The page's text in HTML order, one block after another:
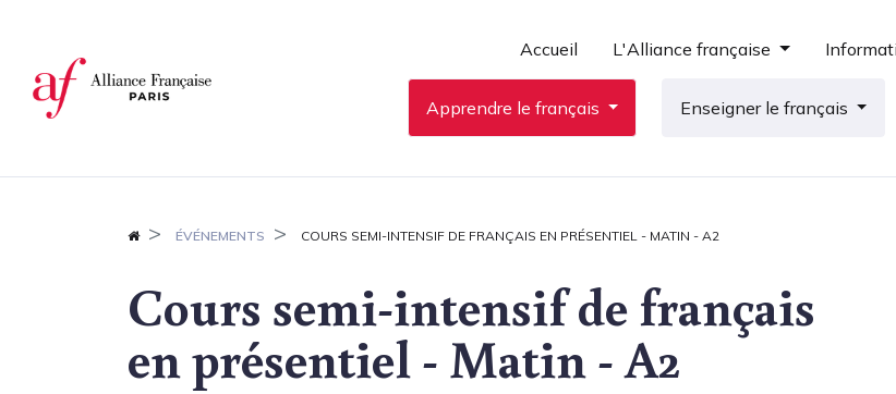
Accueil L'Alliance française
Apprendre le français Enseigner le français
ÉVÉNEMENTS COURS SEMI-INTENSIF DE FRANÇAIS EN PRÉSENTIEL - MATIN - A2
Cours semi-intensif de français
en présentiel - Matin - A2